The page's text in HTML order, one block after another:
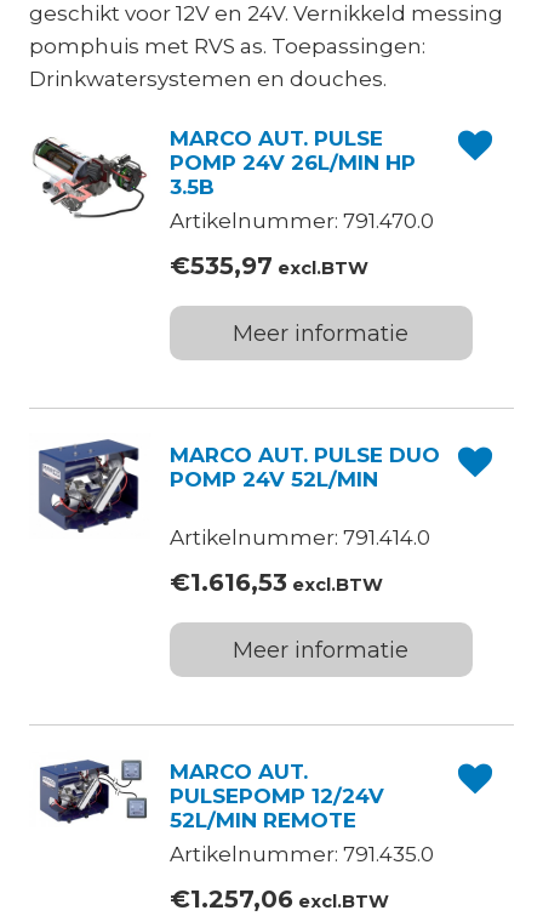
geschikt voor 12V en 24V. Vernikkeld messing
pomphuis met RVS as. Toepassingen:
Drinkwatersystemen en douches.
MARCO AUT. PULSE
POMP 24V 26L/MIN HP
3.5B
Artikelnummer: 791.470.0
€535,97 excl.BTW
Meer informatie
MARCO AUT. PULSE DUO
POMP 24V 52L/MIN
Artikelnummer: 791.414.0
€1.616,53excl.BTW
Meer informatie
MARCO AUT.
PULSEPOMP 12/24V
52L/MIN REMOTE
Artikelnummer: 791.435.0
€1.257,06excl.BTW